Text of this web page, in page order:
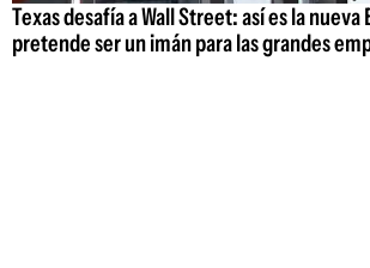
Texas desafía a Wall Street: así es la nueva
pretende ser un imán para las grandes